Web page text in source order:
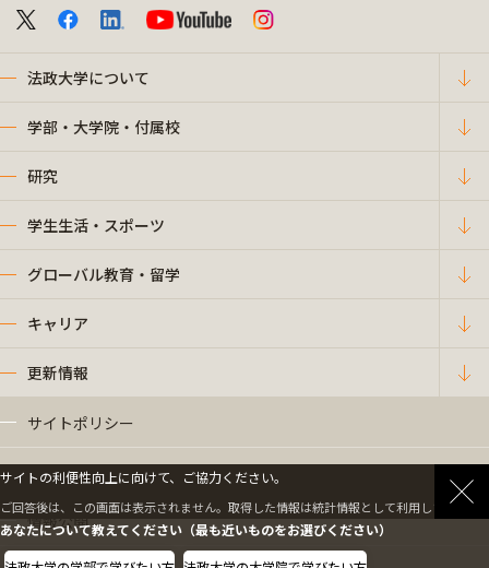
法政大学について
学部・大学院・付属校
研究
学生生活・スポーツ
グローバル教育・留学
キャリア
更新情報
サイトポリシー
プライバシーポリシー
情報公開
サイトの利便性向上に向けて、ご協力ください。
ご回答後は、この画面は表示されません。取得した情報は統計情報として利用します。
あなたについて教えてください（最も近いものをお選びください）